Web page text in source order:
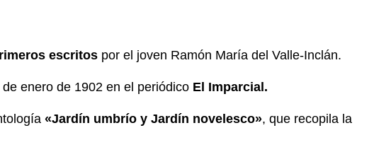
escritos por el joven Ramón María del Valle-Inclán.
enero de 1902 en el periódico El Imparcial.
«Jardín umbrío y Jardín novelesco», que recopila la